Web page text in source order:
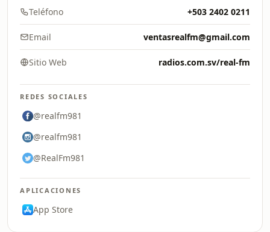
Teléfono +503 2402 0211
Email ventasrealfm@gmail.com
Sitio Web radios.com.sv/real-fm
REDES SOCIALES
@realfm981
@realfm981
@RealFm981
APLICACIONES
App Store